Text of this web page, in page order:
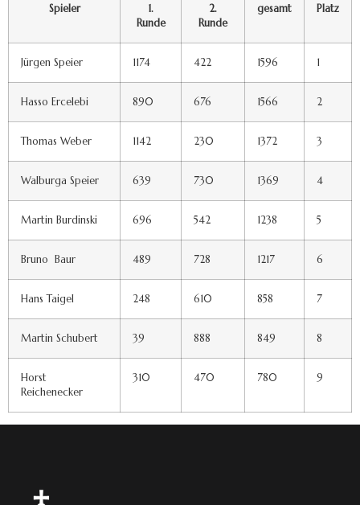
Spieler
1.
Runde
2.
Runde
gesamt Platz
Jürgen Speier 1174 422 1596 1
Hasso Ercelebi 890 676 1566 2
Thomas Weber 1142 230 1372 3
Walburga Speier 639 730 1369 4
Martin Burdinski 696 542 1238 5
Bruno Baur 489 728 1217 6
Hans Taigel 248 610 858 7
Martin Schubert 39 888 849 8
Horst
Reichenecker
310 470 780 9